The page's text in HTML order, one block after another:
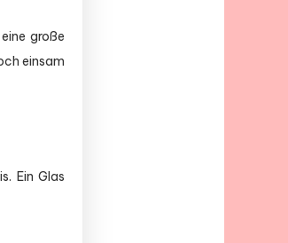
große
einsam
Ein Glas